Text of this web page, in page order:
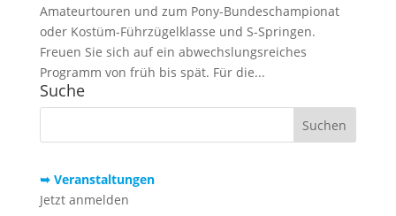
Amateurtouren und zum Pony-Bundeschampionat
oder Kostüm-Führzügelklasse und S-Springen.
Freuen Sie sich auf ein abwechslungsreiches
Programm von früh bis spät. Für die...
Suche
➥ Veranstaltungen
Jetzt anmelden